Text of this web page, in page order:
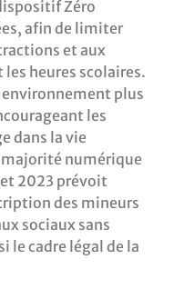
Zéro
afin de limiter
et aux
heures scolaires.
plus
les
dans la vie
majorité numérique
2023 prévoit
des mineurs
sociaux sans
le cadre légal de la